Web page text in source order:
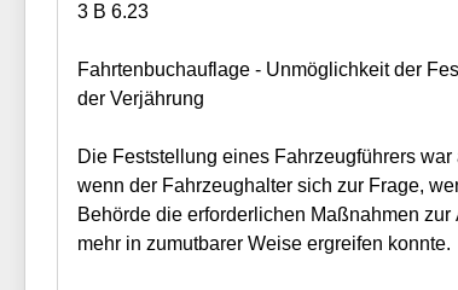
3 B 6.23
Fahrtenbuchauflage - Unmöglichkeit der
der Verjährung
Die Feststellung eines Fahrzeugführers
wenn der Fahrzeughalter sich zur Frage,
Behörde die erforderlichen Maßnahmen
mehr in zumutbarer Weise ergreifen konnte.